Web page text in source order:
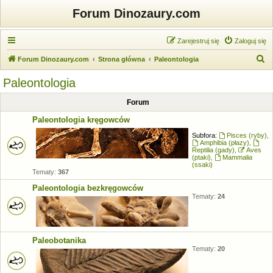
Forum Dinozaury.com
Zaloguj się
Zarejestruj się
Forum Dinozaury.com Strona główna Paleontologia
Paleontologia
Forum
Paleontologia kręgowców
Subfora: Pisces (ryby)
Amphibia (płazy)
Reptilia (gady)
Aves
(ptaki)
Mammalia
(ssaki)
Tematy: 367
Paleontologia bezkręgowców
Tematy: 24
Paleobotanika
Tematy: 20